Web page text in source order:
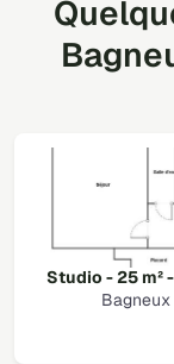
Studio - 25 m²
Bagneux